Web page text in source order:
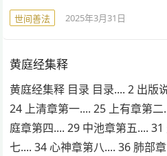
世间善法 2025年3月31日
黄庭经集释
黄庭经集释 目录 目录.... 2 出版
24 上清章第一.... 25 上有章第
庭章第四.... 29 中池章第五....
七.... 34 心神章第八.... 36 肺部